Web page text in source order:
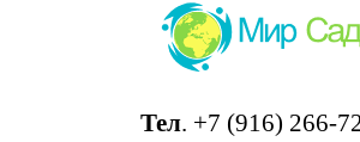
Тел. +7 (916) 266-